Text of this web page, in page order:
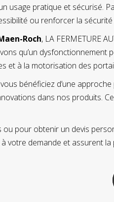
usage pratique et
ou renforcer la
Roch, LA FERMETURE
qu’un
et à la motorisation des
vous bénéficiez d’une
dans nos produits.
pour obtenir un devis
votre demande et assurent